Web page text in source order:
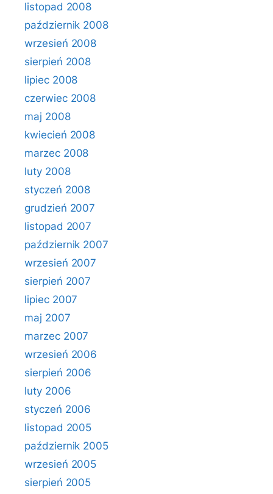
listopad 2008
październik 2008
wrzesień 2008
sierpień 2008
lipiec 2008
czerwiec 2008
maj 2008
kwiecień 2008
marzec 2008
luty 2008
styczeń 2008
grudzień 2007
listopad 2007
październik 2007
wrzesień 2007
sierpień 2007
lipiec 2007
maj 2007
marzec 2007
wrzesień 2006
sierpień 2006
luty 2006
styczeń 2006
listopad 2005
październik 2005
wrzesień 2005
sierpień 2005